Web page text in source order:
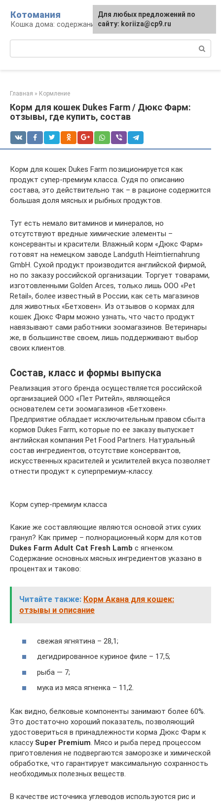
контенту
Котомания
Кошка дома: содержание и уход
Главная » Кормление
Корм для кошек Dukes Farm / Дюкс Фарм:
отзывы, где купить, состав
Корм для кошек Dukes Farm позиционируется как
продукт супер-премиум класса. Судя по описанию
состава, это действительно так – в рационе содержится
большая доля мясных и рыбных продуктов.
Тут есть немало витаминов и минералов, но
отсутствуют вредные химические элементы –
консерванты и красители. Влажный корм «Дюкс Фарм»
готовят на немецком заводе Landguth Heimtiernahrung
GmbH. Сухой продукт производится английской фирмой,
но по заказу российской организации. Торгует товарами,
изготовленными Golden Arces, только лишь ООО «Pet
Retail», более известный в России, как сеть магазинов
для животных «Бетховен». Из отзывов о кормах для
кошек Дюкс Фарм можно узнать, что часто продукт
навязывают сами работники зоомагазинов. Ветеринары
же, в большинстве своем, лишь поддерживают выбор
своих клиентов.
Состав, класс и формы выпуска
Реализация этого бренда осуществляется российской
организацией ООО «Пет Ритейл», являющейся
основателем сети зоомагазинов «Бетховен».
Предприятие обладает исключительным правом сбыта
кормов Dukes Farm, которые по ее заказу выпускает
английская компания Pet Food Partners. Натуральный
состав ингредиентов, отсутствие консервантов,
искусственных красителей и усилителей вкуса позволяет
отнести продукт к суперпремиум-классу.
Корм супер-премиум класса
Какие же составляющие являются основой этих сухих
гранул? Как пример – полнорационный корм для котов
Dukes Farm Adult Cat Fresh Lamb с ягненком.
Содержание основных мясных ингредиентов указано в
процентах и таково:
Читайте также: Корм Акана для кошек:
отзывы и описание
свежая ягнятина – 28,1;
дегидрированное куриное филе – 17,5;
рыба — 7;
мука из мяса ягненка – 11,2.
Как видно, белковые компоненты занимают более 60%.
Это достаточно хороший показатель, позволяющий
удостовериться в принадлежности корма Дюкс Фарм к
классу Super Premium. Мясо и рыба перед процессом
приготовления не подвергаются заморозке и химической
обработке, что гарантирует максимальную сохранность
необходимых полезных веществ.
В качестве источника углеводов используются рис и
Для любых предложений по
сайту: koriiza@cp9.ru